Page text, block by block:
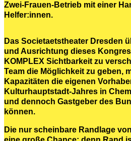
Zwei-Frauen-Betrieb mit einer
Helfer:innen.
Das Societaetstheater Dresden
und Ausrichtung dieses
KOMPLEX Sichtbarkeit zu
Team die Möglichkeit zu geben,
Kapazitäten die eigenen
Kulturhauptstadt-Jahres in
und dennoch Gastgeber des
können.
Die nur scheinbare Randlage